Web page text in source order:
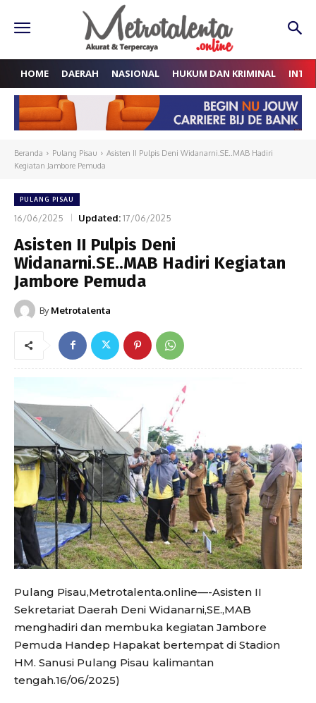
HOME DAERAH NASIONAL HUKUM DAN KRIMINAL
Beranda Pulang Pisau
Asisten II Pulpis Deni Widanarni.SE..MAB Hadiri
Kegiatan Jambore Pemuda
PULANG PISAU
16/06/2025 Updated:17/06/2025
Asisten II Pulpis Deni
Widanarni.SE..MAB Hadiri Kegiatan
Jambore Pemuda
By Metrotalenta
Pulang Pisau,Metrotalenta.online—-Asisten II
Sekretariat Daerah Deni Widanarni,SE.,MAB
menghadiri dan membuka kegiatan Jambore
Pemuda Handep Hapakat bertempat di Stadion
HM. Sanusi Pulang Pisau kalimantan
tengah.16/06/2025)